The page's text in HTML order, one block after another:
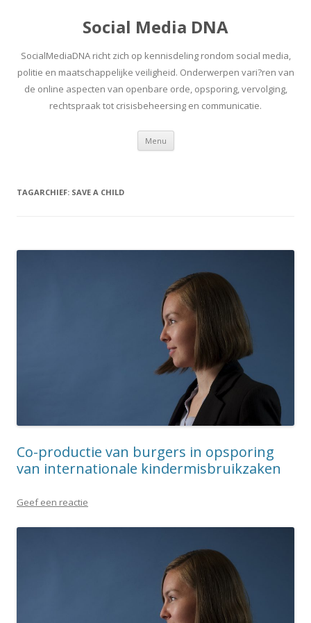
Social Media DNA
SocialMediaDNA richt zich op kennisdeling rondom social media,
politie en maatschappelijke veiligheid. Onderwerpen vari?ren van
de online aspecten van openbare orde, opsporing, vervolging,
rechtspraak tot crisisbeheersing en communicatie.
Menu Spring
inhoud
TAGARCHIEF: SAVE A CHILD
Co-productie van burgers in opsporing
van internationale kindermisbruikzaken
Geef een reactie